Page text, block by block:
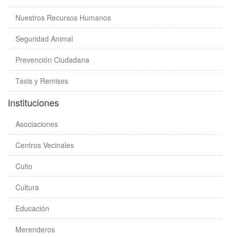
Nuestros Recursos Humanos
Seguridad Animal
Prevención Ciudadana
Taxis y Remises
Instituciones
Asociaciones
Centros Vecinales
Culto
Cultura
Educación
Merenderos